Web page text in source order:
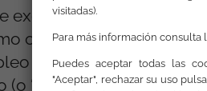
exclusión social, y
objeto social la
protegido (durante
“no protegido”). Las
visitadas).
Para más información consulta
Puedes aceptar todas las
"Aceptar", rechazar su uso